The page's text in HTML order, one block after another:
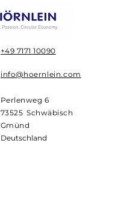
+49 7171 10090
info@hoernlein.com
Perlenweg 6
73525 Schwäbisch
Gmünd
Deutschland